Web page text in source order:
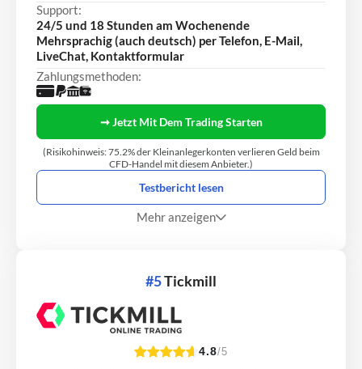
Support:
24/5 und 18 Stunden am Wochenende
Mehrsprachig (auch deutsch) per Telefon, E-Mail,
LiveChat, Kontaktformular
Zahlungsmethoden:
➞ Jetzt Mit Dem Trading Starten
(Risikohinweis: 75.2% der Kleinanlegerkonten verlieren Geld beim
CFD-Handel mit diesem Anbieter.)
Testbericht lesen
Mehr anzeigen
#5Tickmill
4.8/5